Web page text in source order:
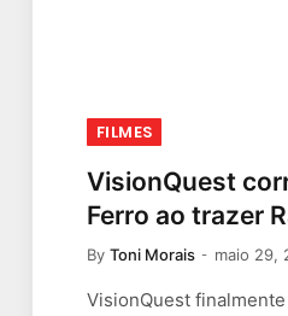
FILMES
VisionQuest
Ferro ao trazer
By Toni Morais maio 29,
VisionQuest